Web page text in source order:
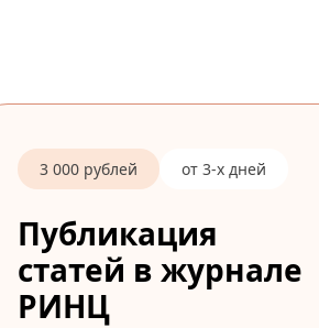
3 000 рублей от 3-х дней
Публикация
статей в журнале
РИНЦ